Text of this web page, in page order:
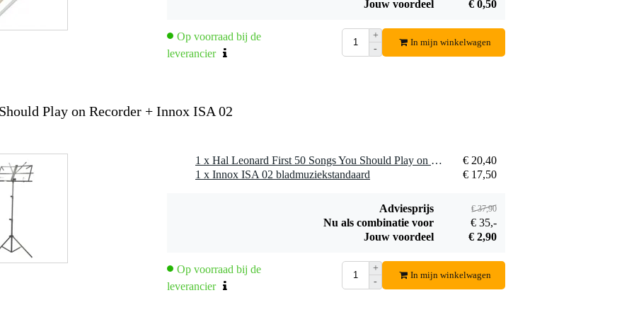
Yamaha YRS20GG
Jouw voordeel
€ 0,50
Op voorraad bij de
leverancier
+
-
In mijn winkelwagen
Play on Recorder + Innox ISA 02
1 x Hal Leonard First 50 Songs You Should Play on Recorder songboek voor blokfluit
€ 20,40
1 x Innox ISA 02 bladmuziekstandaard
€ 17,50
Adviesprijs € 37,90
Nu als combinatie voor
€ 35,-
Jouw voordeel
€ 2,90
Op voorraad bij de
leverancier
+
-
In mijn winkelwagen